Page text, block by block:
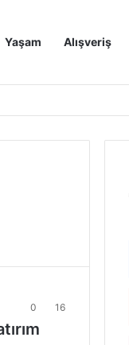
Yaşam Alışveriş
0 16